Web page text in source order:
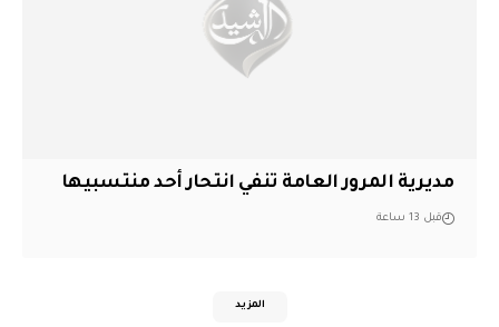
مديرية المرور العامة تنفي انتحار أحد منتسبيها
قبل 13 ساعة
المزيد